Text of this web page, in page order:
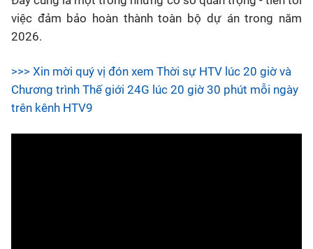
việc đảm bảo hoàn thành toàn bộ dự án trong năm
2026.
>>> Xin mời quý vị đón xem Thời sự HTV lúc 20 giờ và
Chương trình Thế giới 24G lúc 20 giờ 30 phút mỗi ngày
trên kênh HTV9